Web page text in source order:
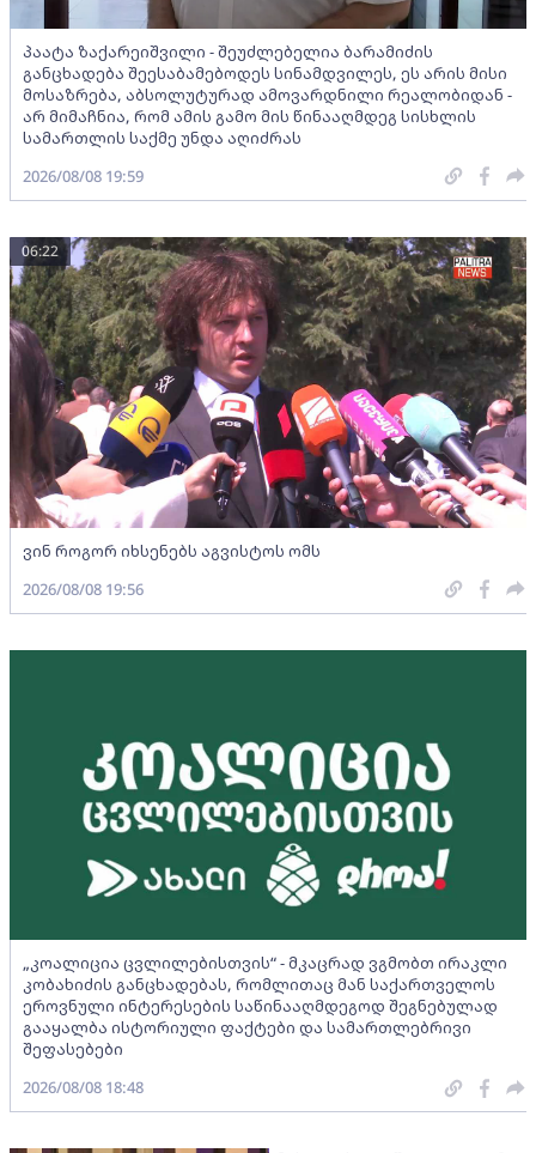
პაატა ზაქარეიშვილი - შეუძლებელია ბარამიძის
განცხადება შეესაბამებოდეს სინამდვილეს, ეს არის მისი
მოსაზრება, აბსოლუტურად ამოვარდნილი რეალობიდან -
არ მიმაჩნია, რომ ამის გამო მის წინააღმდეგ სისხლის
სამართლის საქმე უნდა აღიძრას
2026/08/08 19:59
ვინ როგორ იხსენებს აგვისტოს ომს
06:22
2026/08/08 19:56
„კოალიცია ცვლილებისთვის“ - მკაცრად ვგმობთ ირაკლი
კობახიძის განცხადებას, რომლითაც მან საქართველოს
ეროვნული ინტერესების საწინააღმდეგოდ შეგნებულად
გააყალბა ისტორიული ფაქტები და სამართლებრივი
შეფასებები
2026/08/08 18:48